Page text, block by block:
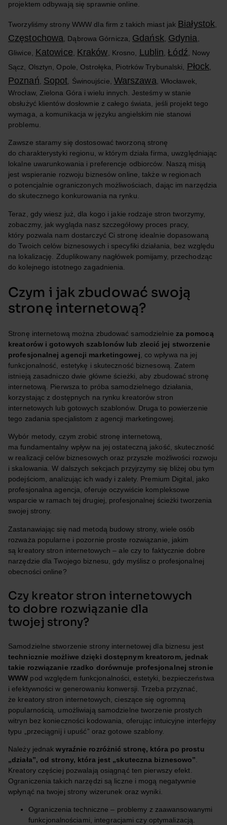
projektem odbywają się sprawnie online.
Tworzyliśmy strony WWW dla firm z takich miast jak Białystok
Częstochowa , Dąbrowa Górnicza, Gdańsk, Gdynia
Gliwice, Katowice Kraków , Krosno, Lublin ,Łódź , Nowy
Sącz, Olsztyn, Opole, Ostrołęka, Piotrków Trybunalski, Płock
Poznań Sopot , Świnoujście, Warszawa , Włocławek,
Wrocław, Zielona Góra i wielu innych. Jesteśmy w stanie
obsłużyć klientów dosłownie z całego świata, jeśli projekt tego
wymaga, a komunikacja w języku angielskim nie stanowi
problemu.
Zawsze staramy się dostosować tworzoną stronę
do charakterystyki regionu, w którym działa firma, uwzględniając
lokalne uwarunkowania i preferencje odbiorców. Naszą misją
jest wspieranie rozwoju biznesów online, także w regionach
o potencjalnie ograniczonych możliwościach, dając im narzędzia
do skutecznego konkurowania na rynku.
Teraz, gdy wiesz już, dla kogo i jakie rodzaje stron tworzymy,
zobaczmy, jak wygląda nasz szczegółowy proces pracy,
który pozwala nam dostarczyć Ci stronę idealnie dopasowaną
do Twoich celów biznesowych i specyfiki działania, bez względu
na lokalizację. Zduplikowany nagłówek pomijamy, przechodząc
do kolejnego istotnego zagadnienia.
Czym i jak zbudować swoją
stronę internetową?
Stronę internetową można zbudować samodzielnie za pomocą
kreatorów i gotowych szablonów lub zlecić jej stworzenie
profesjonalnej agencji marketingowej , co wpływa na jej
funkcjonalność, estetykę i skuteczność biznesową. Zatem
istnieją zasadniczo dwie główne ścieżki, aby zbudować stronę
internetową. Pierwsza to próba samodzielnego działania,
korzystając z dostępnych na rynku kreatorów stron
internetowych lub gotowych szablonów. Druga to powierzenie
tego zadania specjalistom z agencji marketingowej.
Wybór metody, czym zrobić stronę internetową,
ma fundamentalny wpływ na jej ostateczną jakość, skuteczność
w realizacji celów biznesowych oraz przyszłe możliwości rozwoju
i skalowania. W dalszych sekcjach przyjrzymy się bliżej obu tym
podejściom, analizując ich wady i zalety. Premium Digital, jako
profesjonalna agencja, oferuje oczywiście kompleksowe
wsparcie w ramach tej drugiej, profesjonalnej ścieżki tworzenia
swojej strony.
Zastanawiając się nad metodą budowy strony, wiele osób
rozważa popularne i pozornie proste rozwiązanie, jakim
są kreatory stron internetowych – ale czy to faktycznie dobre
narzędzie dla Twojego biznesu, gdy myślisz o profesjonalnej
obecności online?
Czy kreator stron internetowych
to dobre rozwiązanie dla
twojej strony?
Samodzielne stworzenie strony internetowej dla biznesu jest
technicznie możliwe dzięki dostępnym kreatorom, jednak
takie rozwiązanie rzadko dorównuje profesjonalnej stronie
WWW pod względem funkcjonalności, estetyki, bezpieczeństwa
i efektywności w generowaniu konwersji. Trzeba przyznać,
że kreatory stron internetowych, cieszące się ogromną
popularnością, umożliwiają samodzielne tworzenie prostych
witryn bez konieczności kodowania, oferując intuicyjne interfejsy
typu „przeciągnij i upuść” oraz gotowe szablony.
Należy jednakwyraźnie rozróżnić stronę, która po prostu
„działa”, od strony, która jest „skuteczna biznesowo”
Kreatory częściej pozwalają osiągnąć ten pierwszy efekt.
Ograniczenia takich narzędzi są liczne i mogą negatywnie
wpłynąć na twojej strony wizerunek oraz wyniki.
Ograniczenia techniczne – problemy z zaawansowanymi
funkcjonalnościami, integracjami czy optymalizacją.